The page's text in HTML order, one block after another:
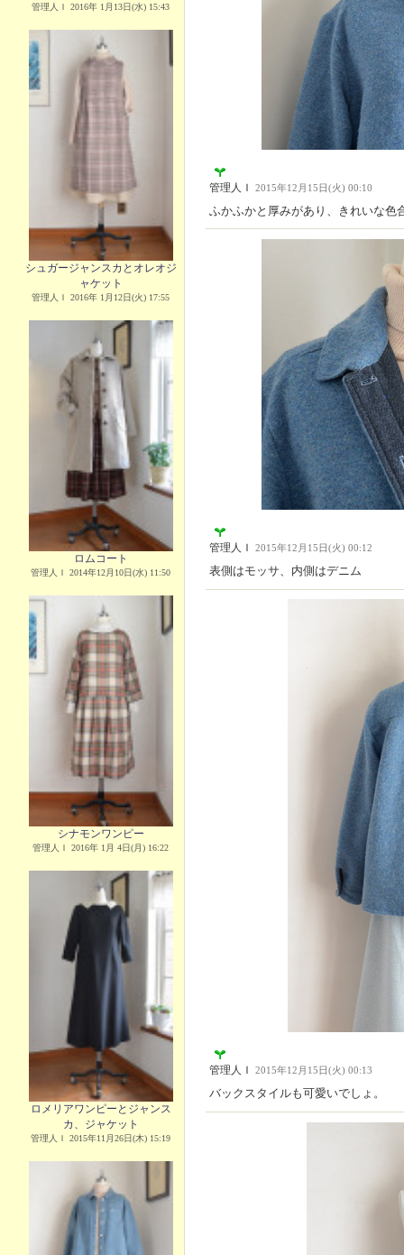
管理人Ｉ 2016年 1月13日(水) 15:43
シュガージャンスカとオレオジ
ャケット
管理人Ｉ 2016年 1月12日(火) 17:55
ロムコート
管理人Ｉ 2014年12月10日(水) 11:50
シナモンワンピー
管理人Ｉ 2016年 1月 4日(月) 16:22
ロメリアワンピーとジャンス
カ、ジャケット
管理人Ｉ 2015年11月26日(木) 15:19
管理人Ｉ 2015年12月15日(火) 00:10
ふかふかと厚みがあり、きれいな色
管理人Ｉ 2015年12月15日(火) 00:12
表側はモッサ、内側はデニム
管理人Ｉ 2015年12月15日(火) 00:13
バックスタイルも可愛いでしょ。